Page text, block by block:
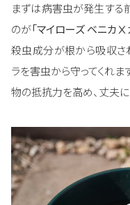
まずは病害虫が発生する
のが「マイローズ ベニカⅩ
殺虫成分が根から吸収さ
ラを害虫から守ってくれま
物の抵抗力を高め、丈夫